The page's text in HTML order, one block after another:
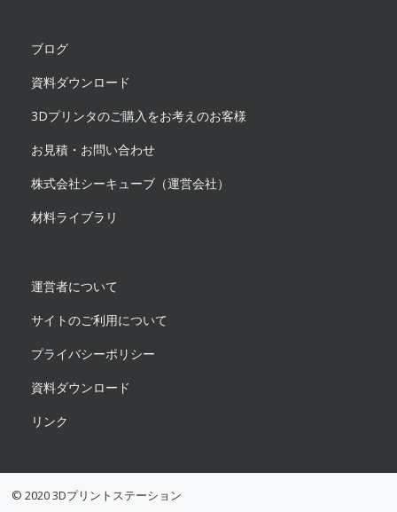
ブログ
資料ダウンロード
3Dプリンタのご購入をお考えのお客様
お見積・お問い合わせ
株式会社シーキューブ（運営会社）
材料ライブラリ
運営者について
サイトのご利用について
プライバシーポリシー
資料ダウンロード
リンク
© 2020 3Dプリントステーション